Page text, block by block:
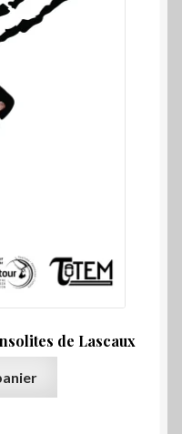
de Lascaux